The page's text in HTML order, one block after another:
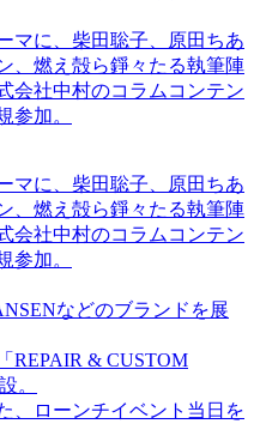
マに、柴田聡子、原田ちあ
、燃え殻ら錚々たる執筆陣
会社中村のコラムコンテン
参加。
マに、柴田聡子、原田ちあ
、燃え殻ら錚々たる執筆陣
会社中村のコラムコンテン
参加。
などのブランドを展
REPAIR & CUSTOM
。
、ローンチイベント当日を